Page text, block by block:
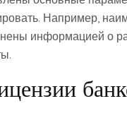
Например,
информацией о